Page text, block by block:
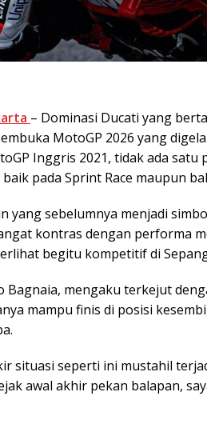
– Dominasi Ducati yang
MotoGP 2026 yang
Inggris 2021, tidak ada satu
pada Sprint Race maupun
yang sebelumnya menjadi
kontras dengan performa
begitu kompetitif di
Bagnaia, mengaku terkejut
mampu finis di posisi
situasi seperti ini mustahil
awal akhir pekan balapan,